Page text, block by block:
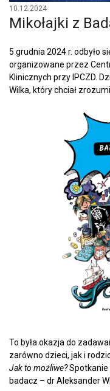
10.12.2024
Mikołajki z
5 grudnia 2024 r. odbyło
organizowane przez
Klinicznych przy IPCZD.
Wilka, który chciał
To była okazja do
zarówno dzieci, jak i
Jak to możliwe?Spotkanie
badacz – dr Aleksander